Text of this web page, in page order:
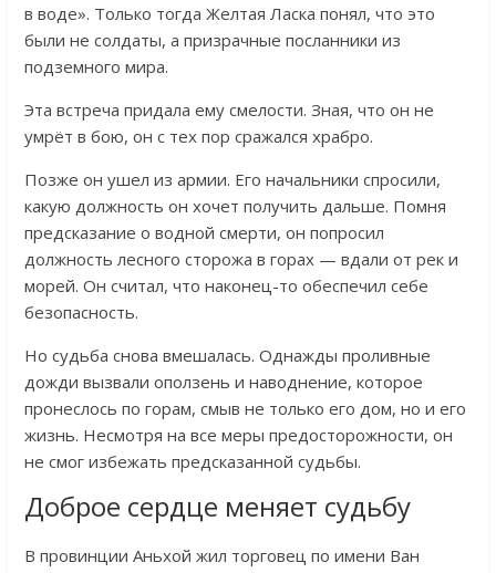
в воде». Только тогда Желтая Ласка понял, что это
были не солдаты, а призрачные посланники из
подземного мира.
Эта встреча придала ему смелости. Зная, что он не
умрёт в бою, он с тех пор сражался храбро.
Позже он ушел из армии. Его начальники спросили,
какую должность он хочет получить дальше. Помня
предсказание о водной смерти, он попросил
должность лесного сторожа в горах — вдали от рек и
морей. Он считал, что наконец-то обеспечил себе
безопасность.
Но судьба снова вмешалась. Однажды проливные
дожди вызвали оползень и наводнение, которое
пронеслось по горам, смыв не только его дом, но и его
жизнь. Несмотря на все меры предосторожности, он
не смог избежать предсказанной судьбы.
Доброе сердце меняет судьбу
В провинции Аньхой жил торговец по имени Ван